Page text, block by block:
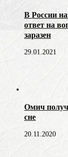
В России
ответ на
заразен
29.01.2021
Омич
сне
20.11.2020